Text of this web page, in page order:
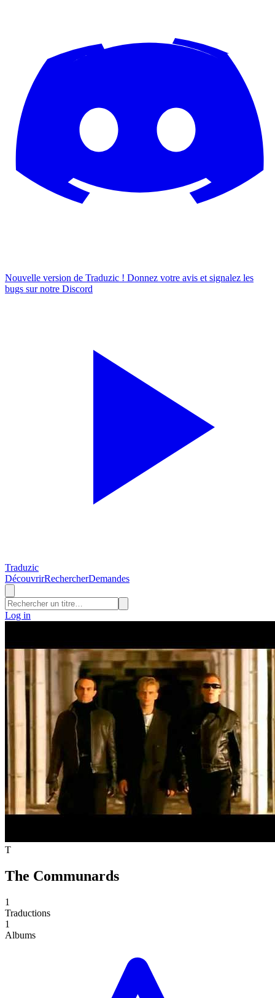
Nouvelle version de Traduzic ! Donnez votre avis et signalez les
bugs sur notre Discord
Traduzic
DécouvrirRechercherDemandes
Log in
T
The Communards
1
Traductions
1
Albums